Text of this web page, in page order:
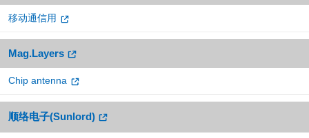
移动通信用
Mag.Layers
Chip antenna
顺络电子(Sunlord)